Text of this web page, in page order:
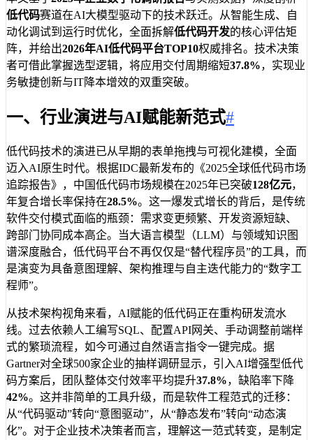
低代码赛道在AI大模型驱动下的技术跃迁。从智能生成、自
动化调试到运行时优化，全面拆解低代码开发的核心评估矩
阵，并给出2026年AI低代码平台TOP10权威排名。技术决策
者可借此掌握选型逻辑，将应用交付周期缩短37.8%，实现业
务敏捷创新与IT降本增效的双重突破。
一、行业演进与AI赋能新范式#
低代码技术的演进已从早期的表单拖拽与可视化建模，全面
迈入AI原生时代。根据IDC最新发布的《2025全球低代码市场
追踪报告》，中国低代码市场规模在2025年已突破128亿元，
年复合增长率保持在28.5%。这一爆发式增长的背后，是传统
软件交付模式面临的瓶颈：需求变更频繁、开发资源短缺、
跨部门协同成本高企。当大语言模型（LLM）与领域知识图
谱深度融合，低代码平台不再仅仅是“替代程序员”的工具，而
是演变为具备意图理解、架构推理与自主迭代能力的“数字工
程师”。
从技术架构视角来看，AI赋能的低代码正在重构研发流水
线。过去依赖人工编写SQL、配置API网关、手动调整前端样
式的繁琐流程，如今可通过自然语言指令一键完成。据
Gartner对全球500家企业的抽样调研显示，引入AI增强型低代
码方案后，团队整体交付效率平均提升37.8%，缺陷率下降
42%。这并非简单的工具升级，而是软件工程范式的迁移：
从“代码驱动”转向“意图驱动”，从“静态发布”转向“动态演
化”。对于企业技术决策者而言，理解这一范式转变，是制定